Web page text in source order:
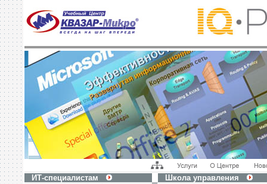
ИТ-специалистам Школа управления